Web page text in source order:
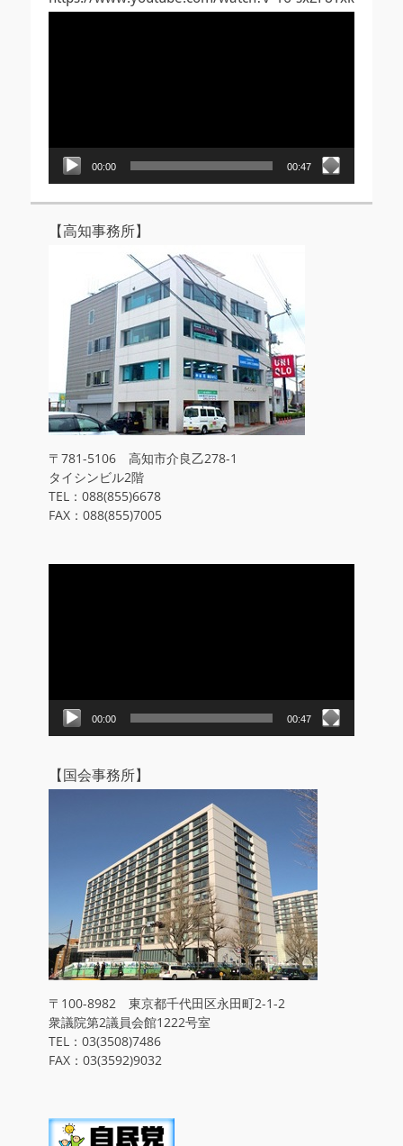
00:00 00:47
【高知事務所】
〒781-5106 高知市介良乙278-1
タイシンビル2階
TEL：088(855)6678
FAX：088(855)7005
00:00 00:47
【国会事務所】
〒100-8982 東京都千代田区永田町2-1-2
衆議院第2議員会館1222号室
TEL：03(3508)7486
FAX：03(3592)9032